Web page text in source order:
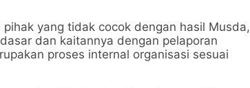
yang tidak cocok dengan hasil Musda,
dan kaitannya dengan pelaporan
proses internal organisasi sesuai